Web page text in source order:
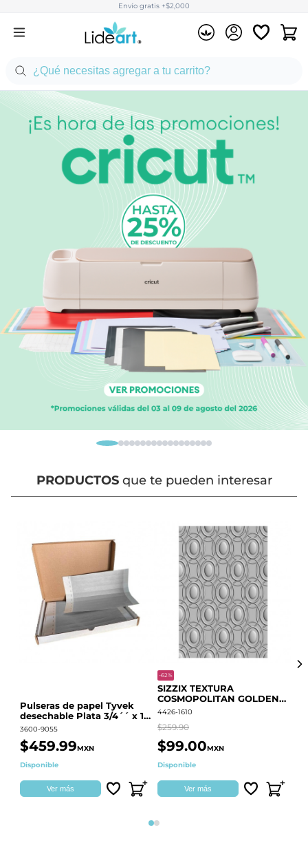
Envío gratis +$2,000
PRODUCTOSque te pueden interesar
Pulseras de papel Tyvek
desechable Plata 3/4´´ x 10
´´
3600-9055
$459.99MXN
Disponible
Ver más
-62%
SIZZIX TEXTURA
COSMOPOLITAN GOLDEN
RINGS S.PARK 666700
4426-1610
$259.90
$99.00MXN
Disponible
Ver más
Página 1
Página 2